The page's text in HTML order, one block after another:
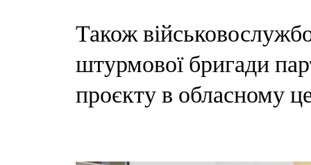
Також
штурмової бригади
проєкту в обласному